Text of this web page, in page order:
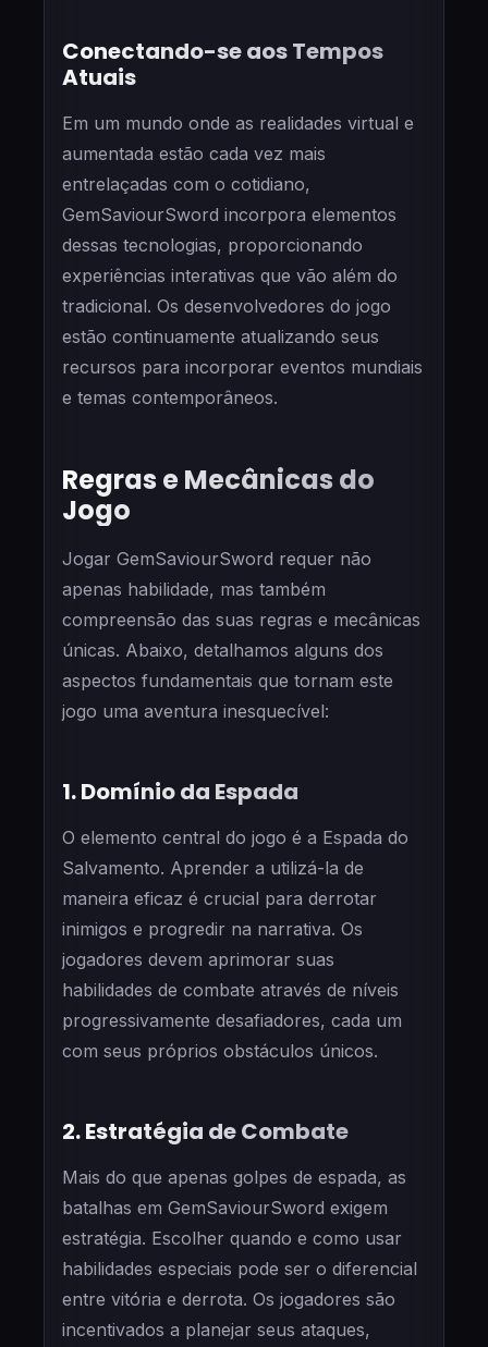
Conectando-se aos Tempos
Atuais
Em um mundo onde as realidades virtual e
aumentada estão cada vez mais
entrelaçadas com o cotidiano,
GemSaviourSword incorpora elementos
dessas tecnologias, proporcionando
experiências interativas que vão além do
tradicional. Os desenvolvedores do jogo
estão continuamente atualizando seus
recursos para incorporar eventos mundiais
e temas contemporâneos.
Regras e Mecânicas do
Jogo
Jogar GemSaviourSword requer não
apenas habilidade, mas também
compreensão das suas regras e mecânicas
únicas. Abaixo, detalhamos alguns dos
aspectos fundamentais que tornam este
jogo uma aventura inesquecível:
1. Domínio da Espada
O elemento central do jogo é a Espada do
Salvamento. Aprender a utilizá-la de
maneira eficaz é crucial para derrotar
inimigos e progredir na narrativa. Os
jogadores devem aprimorar suas
habilidades de combate através de níveis
progressivamente desafiadores, cada um
com seus próprios obstáculos únicos.
2. Estratégia de Combate
Mais do que apenas golpes de espada, as
batalhas em GemSaviourSword exigem
estratégia. Escolher quando e como usar
habilidades especiais pode ser o diferencial
entre vitória e derrota. Os jogadores são
incentivados a planejar seus ataques,